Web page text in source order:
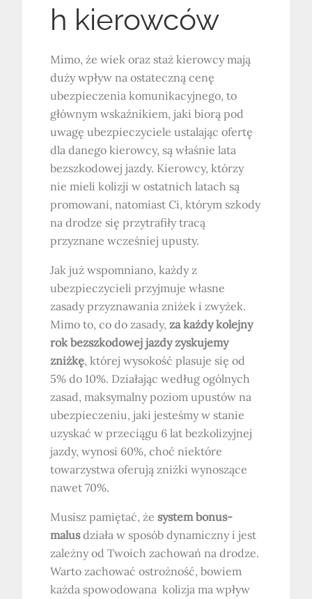
h kierowców
Mimo, że wiek oraz staż kierowcy mają
duży wpływ na ostateczną cenę
ubezpieczenia komunikacyjnego, to
głównym wskaźnikiem, jaki biorą pod
uwagę ubezpieczyciele ustalając ofertę
dla danego kierowcy, są właśnie lata
bezszkodowej jazdy. Kierowcy, którzy
nie mieli kolizji w ostatnich latach są
promowani, natomiast Ci, którym szkody
na drodze się przytrafiły tracą
przyznane wcześniej upusty.
Jak już wspomniano, każdy z
ubezpieczycieli przyjmuje własne
zasady przyznawania zniżek i zwyżek.
Mimo to, co do zasady, za każdy kolejny
rok bezszkodowej jazdy zyskujemy
zniżkę, której wysokość plasuje się od
5% do 10%. Działając według ogólnych
zasad, maksymalny poziom upustów na
ubezpieczeniu, jaki jesteśmy w stanie
uzyskać w przeciągu 6 lat bezkolizyjnej
jazdy, wynosi 60%, choć niektóre
towarzystwa oferują zniżki wynoszące
nawet 70%.
Musisz pamiętać, że system bonus-
malusdziała w sposób dynamiczny i jest
zależny od Twoich zachowań na drodze.
Warto zachować ostrożność, bowiem
każda spowodowana kolizja ma wpływ